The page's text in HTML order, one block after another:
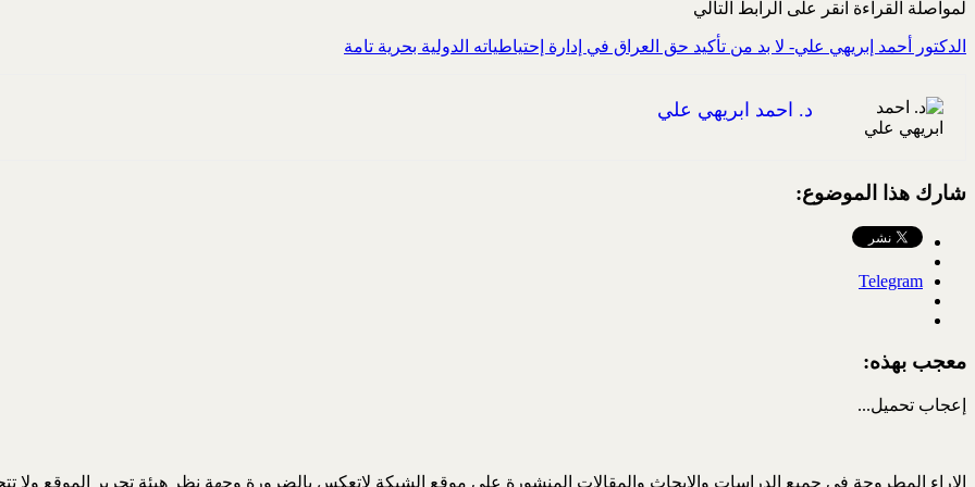
لمواصلة القراءة انقر على الرابط التالي
الدكتور أحمد إبريهي علي- لا بد من تأكيد حق العراق في إدارة إحتياطياته الدولية بحرية تامة
د. احمد ابريهي علي
شارك هذا الموضوع:
Telegram
معجب بهذه:
إعجاب تحميل...
الاراء المطروحة في جميع الدراسات والابحاث والمقالات المنشورة على موقع الشبكة لاتعكس بالضرورة وجهة نظر هيئة تحرير الموقع ولا